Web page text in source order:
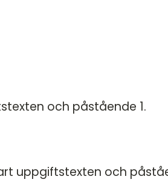
och påstående 1.
uppgiftstexten och